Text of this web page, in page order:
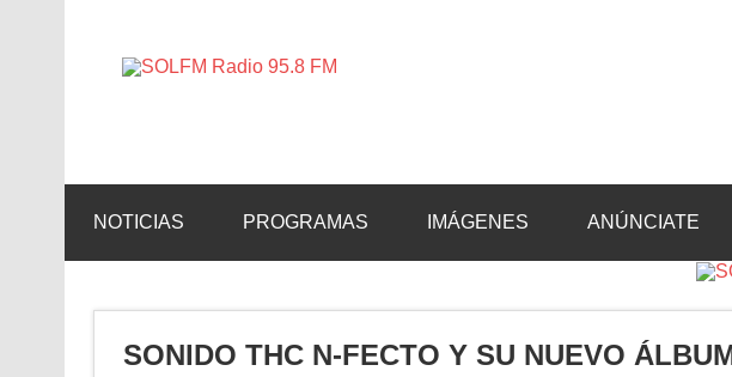
NOTICIAS PROGRAMAS IMÁGENES ANÚNCIATE
SONIDO THC N-FECTO Y SU NUEVO